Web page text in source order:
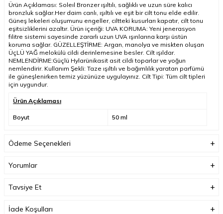
Ürün Açıklaması: Soleıl Bronzer ışıltılı, sağlıklı ve uzun süre kalıcı
bronzluk sağlar.Her daim canlı, ışıltılı ve eşit bir cilt tonu elde edilir.
Güneş lekeleri oluşumunu engeller, ciltteki kusurları kapatır, cilt tonu
eşitsizliklerini azaltır. Ürün içeriği: UVA KORUMA: Yeni jenerasyon
filitre sistemi sayesinde zararlı uzun UVA ışınlarına karşı üstün
koruma sağlar. GÜZELLEŞTİRME: Argan, manolya ve miskten oluşan
ÜçLÜ YAĞ melokülü cildi derinlemesine besler. Cilt ışıldar.
NEMLENDİRME:Güçlü Hylarünikasit asit cildi toparlar ve yoğun
nemlendirir. Kullanım Şekli: Taze ışıltılı ve bağımlılık yaratan parfümü
ile güneşlenirken temiz yüzünüze uygulayınız. Cilt Tipi: Tüm cilt tipleri
için uygundur.
Ürün Açıklaması
Boyut 50 ml
Ödeme Seçenekleri
Yorumlar
Tavsiye Et
İade Koşulları